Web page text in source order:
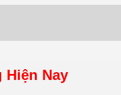
Hiện Nay